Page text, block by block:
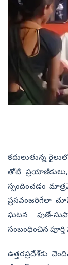
కదులుతున్న
తోటి
స్పందించడం
ప్రసవంజరిగేలా
ఘటన పుణే-
సంబంధించిన
ఉత్తరప్రదేశ్‌కు